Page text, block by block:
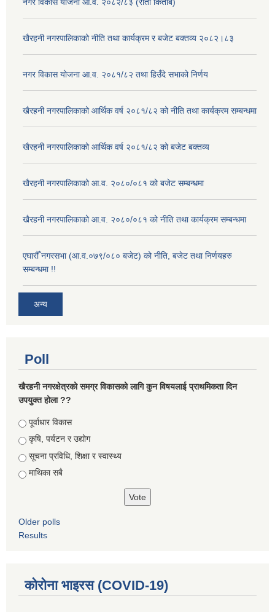
खैरहनी नगरपालिकाको नीति तथा कार्यक्रम र बजेट बक्तव्य २०८२।८३
नगर विकास योजना आ.व. २०८१/८२ तथा हिउँदे सभाको निर्णय
खैरहनी नगरपालिकाको आर्थिक वर्ष २०८१/८२ को नीति तथा कार्यक्रम सम्बन्धमा
खैरहनी नगरपालिकाको आर्थिक वर्ष २०८१/८२ को बजेट बक्तव्य
खैरहनी नगरपालिकाको आ.व. २०८०/०८१ को बजेट सम्बन्धमा
खैरहनी नगरपालिकाको आ.व. २०८०/०८१ को नीति तथा कार्यक्रम सम्बन्धमा
एघारौँ नगरसभा (आ.व.०७९/०८० बजेट) को नीति, बजेट तथा निर्णयहरु
सम्बन्धमा !!
अन्य
Poll
खैरहनी नगरक्षेत्रको समग्र विकासको लागि कुन विषयलाई प्राथमिकता दिन
उपयुक्त होला ??
Choices
पूर्वाधार विकास
कृषि, पर्यटन र उद्योग
सूचना प्रविधि, शिक्षा र स्वास्थ्य
माथिका सबै
Older polls
Results
कोरोना भाइरस (COVID-19)